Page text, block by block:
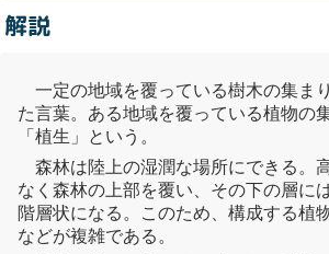
解説
一定の地域を覆っている樹木の集ま
た言葉。ある地域を覆っている植物の
「 植生 」という。
森林は陸上の湿潤な場所にできる。
なく森林の上部を覆い、その下の層に
階層状になる。このため、構成する植
などが複雑である。